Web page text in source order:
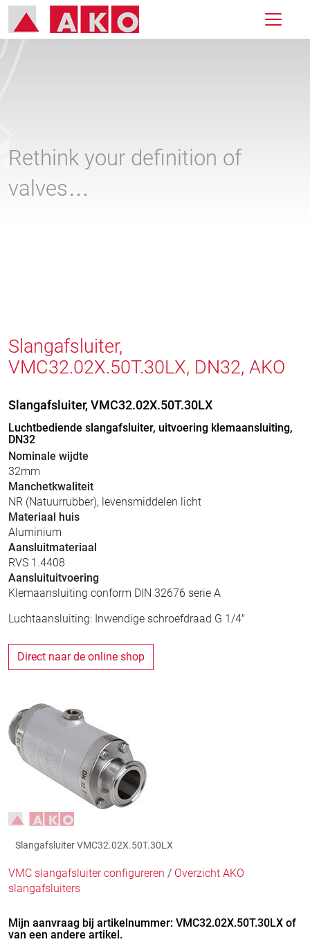
Rethink your definition of
valves…
Slangafsluiter,
VMC32.02X.50T.30LX, DN32, AKO
Slangafsluiter, VMC32.02X.50T.30LX
Luchtbediende slangafsluiter, uitvoering klemaansluiting,
DN32
Nominale wijdte
32mm
Manchetkwaliteit
NR (Natuurrubber), levensmiddelen licht
Materiaal huis
Aluminium
Aansluitmateriaal
RVS 1.4408
Aansluituitvoering
Klemaansluiting conform DIN 32676 serie A
Luchtaansluiting: Inwendige schroefdraad G 1/4"
Direct naar de online shop
Slangafsluiter VMC32.02X.50T.30LX
VMC slangafsluiter configureren / Overzicht AKO
slangafsluiters
Mijn aanvraag bij artikelnummer: VMC32.02X.50T.30LX of
van een andere artikel.